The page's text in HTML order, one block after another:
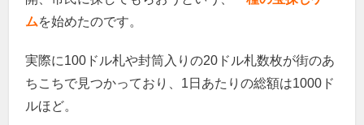
ムを始めたのです。
実際に100ドル札や封筒入りの20ドル札数枚が街のあ
ちこちで見つかっており、1日あたりの総額は1000ド
ルほど。